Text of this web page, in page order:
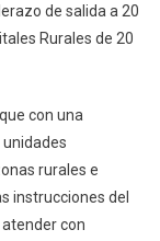
de salida a 20
Rurales de 20
con una
rurales e
instrucciones del
con